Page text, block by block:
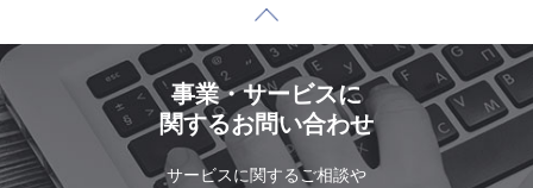
事業・サービスに
関するお問い合わせ
サービスに関するご相談や